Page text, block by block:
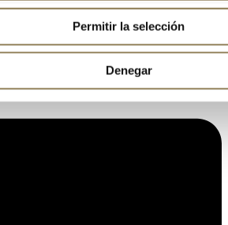
Permitir la selección
Denegar